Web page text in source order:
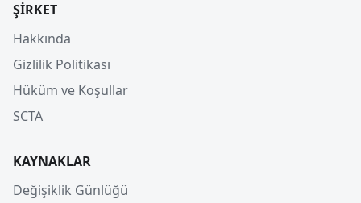
ŞIRKET
Hakkında
Gizlilik Politikası
Hüküm ve Koşullar
SCTA
KAYNAKLAR
Değişiklik Günlüğü